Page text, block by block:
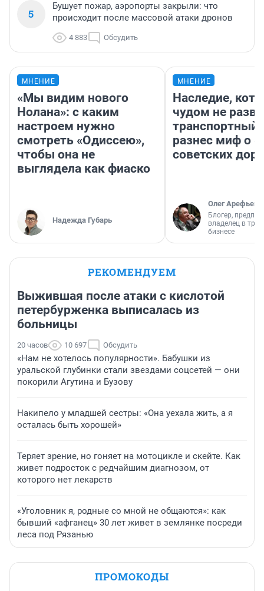
5
Бушует пожар, аэропорты закрыли: что
происходит после массовой атаки дронов
4 883 Обсудить
МНЕНИЕ
«Мы видим нового
Нолана»: с каким
настроем нужно
смотреть «Одиссею»,
чтобы она не
выглядела как фиаско
Надежда Губарь
МНЕНИЕ
Наследие,
чудом не
транспортный
разнес миф о
советских
Олег Арефьев
Блогер,
владелец в
бизнесе
РЕКОМЕНДУЕМ
Выжившая после атаки с кислотой
петербурженка выписалась из
больницы
20 часов 10 697 Обсудить
«Нам не хотелось популярности». Бабушки из
уральской глубинки стали звездами соцсетей — они
покорили Агутина и Бузову
Накипело у младшей сестры: «Она уехала жить, а я
осталась быть хорошей»
Теряет зрение, но гоняет на мотоцикле и скейте. Как
живет подросток с редчайшим диагнозом, от
которого нет лекарств
«Уголовник я, родные со мной не общаются»: как
бывший «афганец» 30 лет живет в землянке посреди
леса под Рязанью
ПРОМОКОДЫ